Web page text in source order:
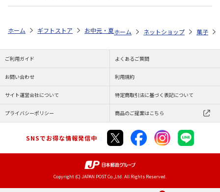
ホーム ギフトストア お中元・夏ギフト特集 2026 ゆうゆうギフト
ホーム ネットショップ 菓子
ご利用ガイド よくあるご質問
お問い合わせ 利用規約
サイト運営会社について 特定商取引法に基づく表記について
プライバシーポリシー 商品のご提案はこちら
SNSでお得な情報発信中
Copyright (C) JAPAN POST Co.,Ltd. All Rights Reserved.